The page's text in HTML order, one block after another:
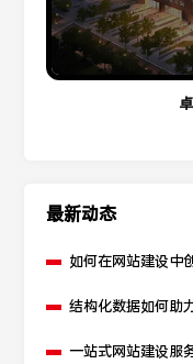
最新动态
如何在网站建设中
结构化数据如何助
一站式网站建设服